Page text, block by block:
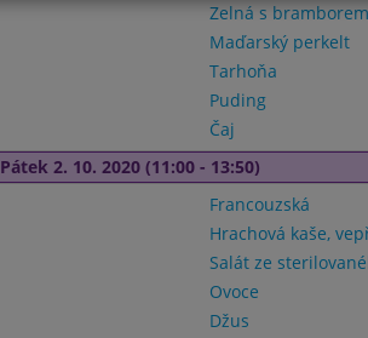
Zelná s
Maďarský perkelt
Tarhoňa
Puding
Čaj
Pátek 2. 10. 2020 (11:00 - 13:50)
Francouzská
Hrachová kaše,
Salát ze
Ovoce
Džus